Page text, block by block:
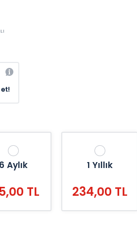
6 Aylık
TL
1 Yıllık
234,00 TL